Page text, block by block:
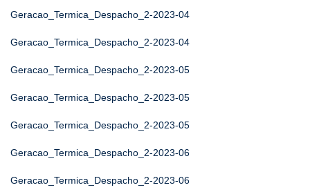
Geracao_Termica_Despacho_2-2023-04
Geracao_Termica_Despacho_2-2023-04
Geracao_Termica_Despacho_2-2023-05
Geracao_Termica_Despacho_2-2023-05
Geracao_Termica_Despacho_2-2023-05
Geracao_Termica_Despacho_2-2023-06
Geracao_Termica_Despacho_2-2023-06